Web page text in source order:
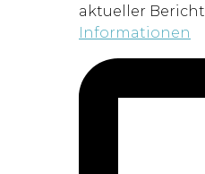
aktueller
Informationen